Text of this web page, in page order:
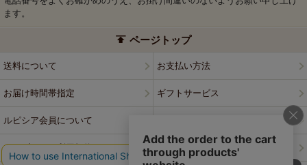
ます。
ページトップ
送料について お支払い方法
お届け時間帯指定 ギフトサービス
ルピシア会員について
ウェブサイト利用規約 特定商取引法に基づく表記